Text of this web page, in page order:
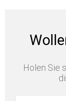
Holen Sie